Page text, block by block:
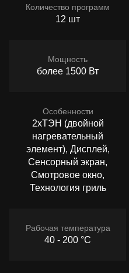
Количество программ
12 шт
Мощность
более 1500 Вт
Особенности
2хТЭН (двойной
нагревательный
элемент), Дисплей,
Сенсорный экран,
Смотровое окно,
Технология гриль
Рабочая температура
40 - 200 °C